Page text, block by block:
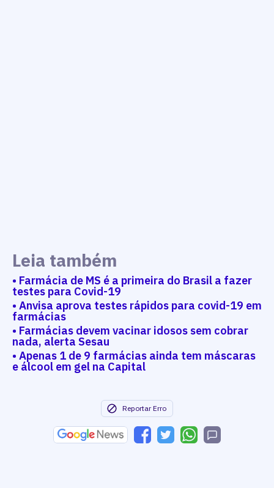
Leia também
• Farmácia de MS é a primeira do Brasil a fazer
testes para Covid-19
• Anvisa aprova testes rápidos para covid-19 em
farmácias
• Farmácias devem vacinar idosos sem cobrar
nada, alerta Sesau
• Apenas 1 de 9 farmácias ainda tem máscaras
e álcool em gel na Capital
Reportar Erro